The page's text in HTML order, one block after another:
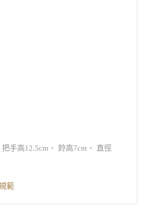
手高12.5cm、 鈴高7cm、 直徑
範